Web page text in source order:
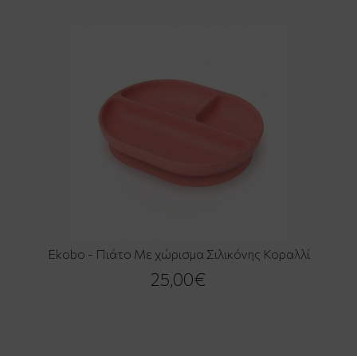
Ekobo - Πιάτο Με χώρισμα Σιλικόνης Κοραλλί
25,00€